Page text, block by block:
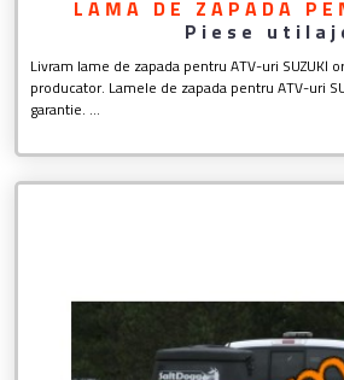
LAMA DE ZAPADA
Piese
Livram lame de zapada pentru ATV-uri SUZUKI
producator. Lamele de zapada pentru ATV-uri
garantie. ...